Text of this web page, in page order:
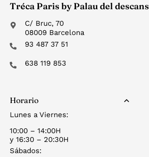
Tréca Paris by Palau del descans
C/ Bruc, 70
08009 Barcelona
93 487 37 51
638 119 853
Horario
Lunes a Viernes:
10:00 – 14:00H
y 16:30 – 20:30H
Sábados: